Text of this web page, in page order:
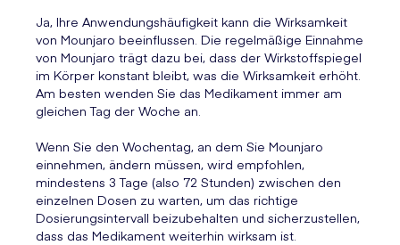
Ja, Ihre Anwendungshäufigkeit kann die Wirksamkeit
von Mounjaro beeinflussen. Die regelmäßige Einnahme
von Mounjaro trägt dazu bei, dass der Wirkstoffspiegel
im Körper konstant bleibt, was die Wirksamkeit erhöht.
Am besten wenden Sie das Medikament immer am
gleichen Tag der Woche an.
Wenn Sie den Wochentag, an dem Sie Mounjaro
einnehmen, ändern müssen, wird empfohlen,
mindestens 3 Tage (also 72 Stunden) zwischen den
einzelnen Dosen zu warten, um das richtige
Dosierungsintervall beizubehalten und sicherzustellen,
dass das Medikament weiterhin wirksam ist.